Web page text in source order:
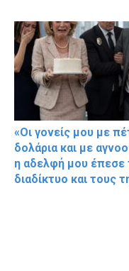
«Οι γονείς μου με
δολάρια και με
η αδελφή μου έπεσε
διαδίκτυο και τους